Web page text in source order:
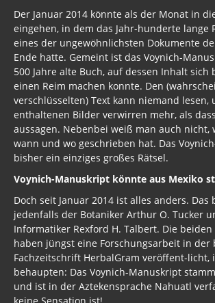
Der Januar 2014 könnte als der Monat in
eingehen, in dem das Jahr-hunderte lange
eines der ungewöhnlichsten Dokumente
Ende hatte. Gemeint ist das Voynich-
500 Jahre alte Buch, auf dessen Inhalt sich
einen Reim machen konnte. Den
verschlüsselten) Text kann niemand lesen,
enthaltenen Bilder verwirren mehr, als
aussagen. Nebenbei weiß man auch nicht,
wann und wo geschrieben hat. Das
bisher ein einziges großes Rätsel.
Voynich-Manuskript könnte aus Mexiko
Doch seit Januar 2014 ist alles anders. Das
jedenfalls der Botaniker Arthur O. Tucker
Informatiker Rexford H. Talbert. Die
haben jüngst eine Forschungsarbeit in der
Fachzeitschrift HerbalGram veröffent-licht,
behaupten: Das Voynich-Manuskript
und ist in der Aztekensprache Nahuatl